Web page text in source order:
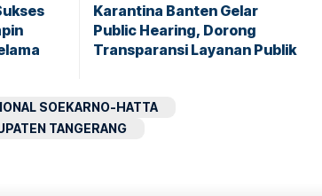
Karantina Banten Gelar
Public Hearing, Dorong
Transparansi Layanan Publik
SOEKARNO-HATTA
TANGERANG